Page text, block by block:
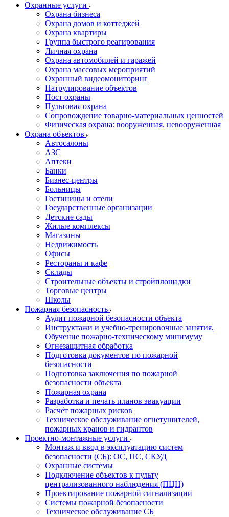
Охранные услуги
Охрана бизнеса
Охрана домов и коттеджей
Охрана квартиры
Группа быстрого реагирования
Личная охрана
Охрана автомобилей и гаражей
Охрана массовых мероприятий
Охранный видеомониторинг
Патрулирование объектов
Пост охраны
Пультовая охрана
Сопровождение товарно-материальных ценностей
Физическая охрана: вооруженная, невооруженная
Охрана объектов
Автосалоны
АЗС
Аптеки
Банки
Бизнес-центры
Больницы
Гостиницы и отели
Государственные организации
Детские сады
Жилые комплексы
Магазины
Недвижимость
Офисы
Рестораны и кафе
Склады
Строительные объекты и стройплощадки
Торговые центры
Школы
Пожарная безопасность
Аудит пожарной безопасности объекта
Инструктажи и учебно-тренировочные занятия.
Обучение пожарно-техническому минимуму
Огнезащитная обработка
Подготовка документов по пожарной
безопасности
Подготовка заключения по пожарной
безопасности объекта
Пожарная охрана
Разработка и печать планов эвакуации
Расчёт пожарных рисков
Техническое обслуживание огнетушителей,
пожарных кранов и гидрантов
Проектно-монтажные услуги
Монтаж и ввод в эксплуатацию систем
безопасности (СБ): ОС, ПС, СКУД
Охранные системы
Подключение объектов к пульту
централизованного наблюдения (ПЦН)
Проектирование пожарной сигнализации
Системы пожарной безопасности
Техническое обслуживание СБ